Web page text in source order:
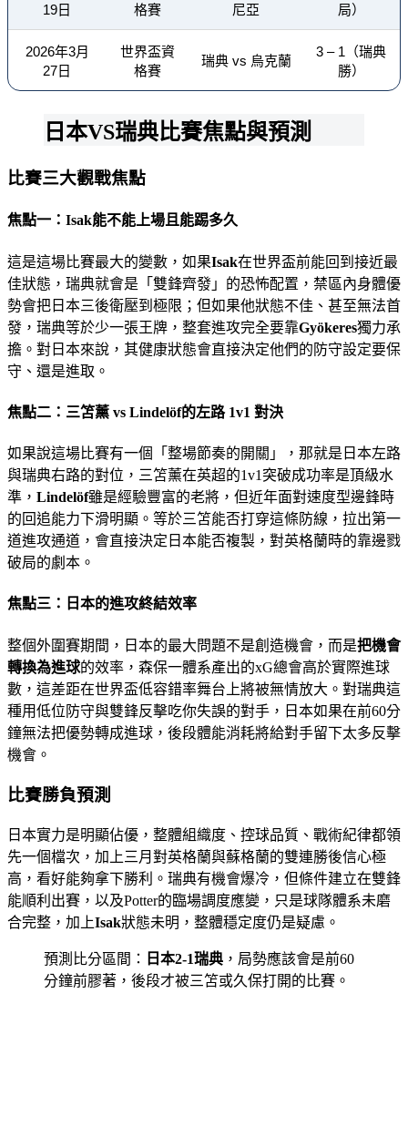
19日
格賽
尼亞
局）
2026年3月
27日
世界盃資
格賽
瑞典 vs 烏克蘭
3 – 1（瑞典
勝）
日本VS瑞典比賽焦點與預測
比賽三大觀戰焦點
焦點一：Isak能不能上場且能踢多久
這是這場比賽最大的變數，如果Isak在世界盃前能回到接近最
佳狀態，瑞典就會是「雙鋒齊發」的恐怖配置，禁區內身體優
勢會把日本三後衛壓到極限；但如果他狀態不佳、甚至無法首
發，瑞典等於少一張王牌，整套進攻完全要靠Gyökeres獨力承
擔。對日本來說，其健康狀態會直接決定他們的防守設定要保
守、還是進取。
焦點二：三笘薰 vs Lindelöf的左路 1v1 對決
如果說這場比賽有一個「整場節奏的開關」，那就是日本左路
與瑞典右路的對位，三笘薰在英超的1v1突破成功率是頂級水
準， Lindelöf雖是經驗豐富的老將，但近年面對速度型邊鋒時
的回追能力下滑明顯。等於三笘能否打穿這條防線，拉出第一
道進攻通道，會直接決定日本能否複製，對英格蘭時的靠邊戮
破局的劇本。
焦點三：日本的進攻終結效率
整個外圍賽期間，日本的最大問題不是創造機會，而是把機會
轉換為進球的效率，森保一體系產出的xG總會高於實際進球
數，這差距在世界盃低容錯率舞台上將被無情放大。對瑞典這
種用低位防守與雙鋒反擊吃你失誤的對手，日本如果在前60分
鐘無法把優勢轉成進球，後段體能消耗將給對手留下太多反擊
機會。
比賽勝負預測
日本實力是明顯佔優，整體組織度、控球品質、戰術紀律都領
先一個檔次，加上三月對英格蘭與蘇格蘭的雙連勝後信心極
高，看好能夠拿下勝利。瑞典有機會爆冷，但條件建立在雙鋒
能順利出賽，以及Potter的臨場調度應變，只是球隊體系未磨
合完整，加上Isak狀態未明，整體穩定度仍是疑慮。
預測比分區間： 日本2-1瑞典 ，局勢應該會是前60
分鐘前膠著，後段才被三笘或久保打開的比賽。